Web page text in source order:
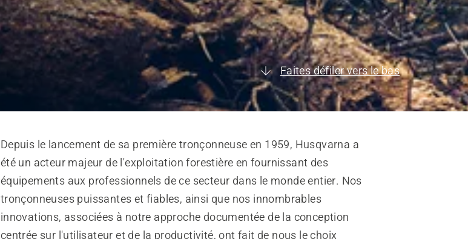
Faites défiler vers le bas
Depuis le lancement de sa première tronçonneuse en 1959, Husqvarna a
été un acteur majeur de l'exploitation forestière en fournissant des
équipements aux professionnels de ce secteur dans le monde entier. Nos
tronçonneuses puissantes et fiables, ainsi que nos innombrables
innovations, associées à notre approche documentée de la conception
centrée sur l'utilisateur et de la productivité, ont fait de nous le choix